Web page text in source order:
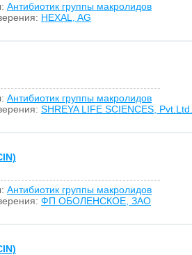
Антибиотик группы макролидов
HEXAL, AG
Антибиотик группы макролидов
SHREYA LIFE SCIENCES, Pvt.Ltd.
Антибиотик группы макролидов
ФП ОБОЛЕНСКОЕ, ЗАО